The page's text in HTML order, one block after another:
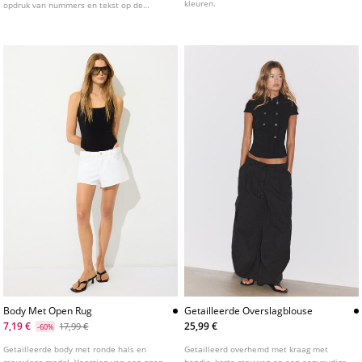
opdruk van nummers en tekst op de
kleuren.
Body Met Open Rug
7,19 €
-60% 17,99 €
Getailleerde body met ronde hals en
Getailleerde Overslagblouse
25,99 €
Getailleerd overhemd met kraag met